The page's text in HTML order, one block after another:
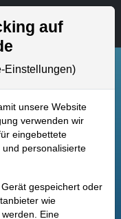
und Artikelsuche
auf
Einstellungen)
unsere Website
verwenden wir
eingebettete
und personalisierte
gespeichert oder
wie
Eine